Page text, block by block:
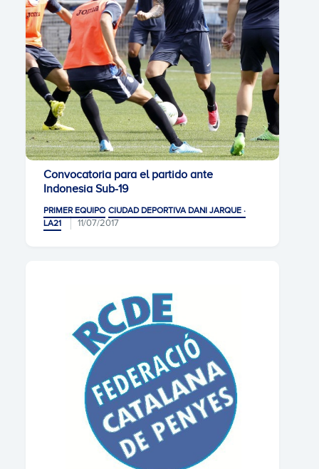
Convocatoria para el partido ante
Indonesia Sub-19
PRIMER EQUIPO CIUDAD DEPORTIVA DANI JARQUE ·
LA21
11/07/2017